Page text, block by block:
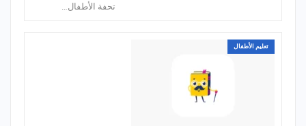
تحفة الأطفال…
تعليم الأطفال